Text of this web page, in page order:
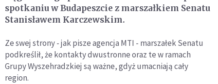
spotkaniu w Budapeszcie z marszałkiem Senatu
Stanisławem Karczewskim.
Ze swej strony - jak pisze agencja MTI - marszałek Senatu
podkreślił, że kontakty dwustronne oraz te w ramach
Grupy Wyszehradzkiej są ważne, gdyż umacniają cały
region.